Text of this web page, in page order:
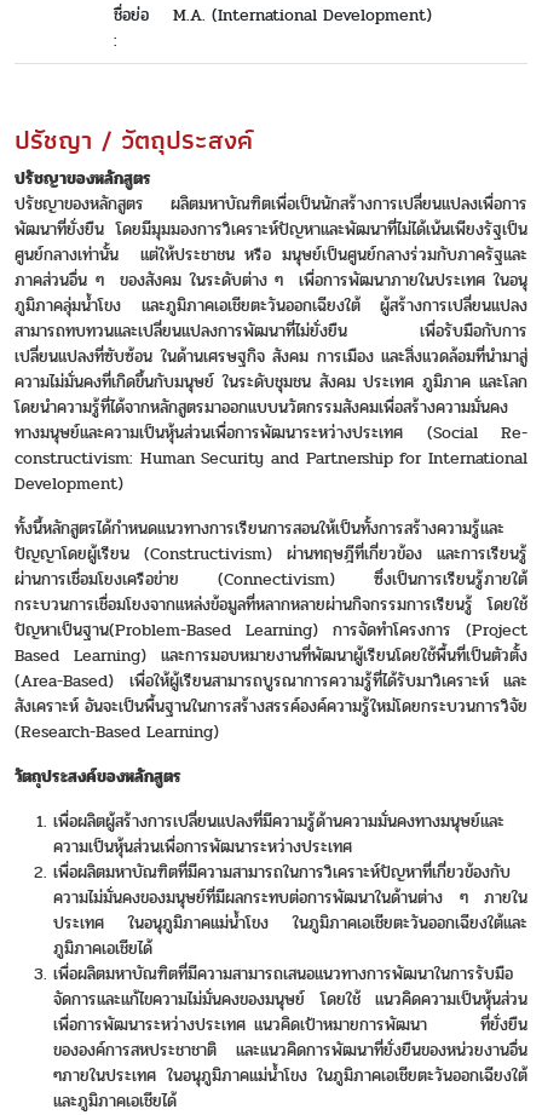
ชื่อย่อ
:
M.A. (International Development)
ปรัชญา / วัตถุประสงค์
ปรัชญาของหลักสูตร
ปรัชญาของหลักสูตร ผลิตมหาบัณฑิตเพื่อเป็นนักสร้างการเปลี่ยนแปลงเพื่อการ
พัฒนาที่ยั่งยืน โดยมีมุมมองการวิเคราะห์ปัญหาและพัฒนาที่ไม่ได้เน้นเพียงรัฐเป็น
ศูนย์กลางเท่านั้น แต่ให้ประชาชน หรือ มนุษย์เป็นศูนย์กลางร่วมกับภาครัฐและ
ภาคส่วนอื่น ๆ ของสังคม ในระดับต่าง ๆ เพื่อการพัฒนาภายในประเทศ ในอนุ
ภูมิภาคลุ่มน้ำโขง และภูมิภาคเอเชียตะวันออกเฉียงใต้ ผู้สร้างการเปลี่ยนแปลง
สามารถทบทวนและเปลี่ยนแปลงการพัฒนาที่ไม่ยั่งยืน เพื่อรับมือกับการ
เปลี่ยนแปลงที่ซับซ้อน ในด้านเศรษฐกิจ สังคม การเมือง และสิ่งแวดล้อมที่นำมาสู่
ความไม่มั่นคงที่เกิดขึ้นกับมนุษย์ ในระดับชุมชน สังคม ประเทศ ภูมิภาค และโลก
โดยนำความรู้ที่ได้จากหลักสูตรมาออกแบบนวัตกรรมสังคมเพื่อสร้างความมั่นคง
ทางมนุษย์และความเป็นหุ้นส่วนเพื่อการพัฒนาระหว่างประเทศ (Social Re-
constructivism: Human Security and Partnership for International
Development)
ทั้งนี้หลักสูตรได้กำหนดแนวทางการเรียนการสอนให้เป็นทั้งการสร้างความรู้และ
ปัญญาโดยผู้เรียน (Constructivism) ผ่านทฤษฎีที่เกี่ยวข้อง และการเรียนรู้
ผ่านการเชื่อมโยงเครือข่าย (Connectivism) ซึ่งเป็นการเรียนรู้ภายใต้
กระบวนการเชื่อมโยงจากแหล่งข้อมูลที่หลากหลายผ่านกิจกรรมการเรียนรู้ โดยใช้
ปัญหาเป็นฐาน(Problem-Based Learning) การจัดทำโครงการ (Project
Based Learning) และการมอบหมายงานที่พัฒนาผู้เรียนโดยใช้พื้นที่เป็นตัวตั้ง
(Area-Based) เพื่อให้ผู้เรียนสามารถบูรณาการความรู้ที่ได้รับมาวิเคราะห์ และ
สังเคราะห์ อันจะเป็นพื้นฐานในการสร้างสรรค์องค์ความรู้ใหม่โดยกระบวนการวิจัย
(Research-Based Learning)
วัตถุประสงค์ของหลักสูตร
เพื่อผลิตผู้สร้างการเปลี่ยนแปลงที่มีความรู้ด้านความมั่นคงทางมนุษย์และ
ความเป็นหุ้นส่วนเพื่อการพัฒนาระหว่างประเทศ
เพื่อผลิตมหาบัณฑิตที่มีความสามารถในการวิเคราะห์ปัญหาที่เกี่ยวข้องกับ
ความไม่มั่นคงของมนุษย์ที่มีผลกระทบต่อการพัฒนาในด้านต่าง ๆ ภายใน
ประเทศ ในอนุภูมิภาคแม่น้ำโขง ในภูมิภาคเอเชียตะวันออกเฉียงใต้และ
ภูมิภาคเอเชียได้
เพื่อผลิตมหาบัณฑิตที่มีความสามารถเสนอแนวทางการพัฒนาในการรับมือ
จัดการและแก้ไขความไม่มั่นคงของมนุษย์ โดยใช้ แนวคิดความเป็นหุ้นส่วน
เพื่อการพัฒนาระหว่างประเทศ แนวคิดเป้าหมายการพัฒนา ที่ยั่งยืน
ขององค์การสหประชาชาติ และแนวคิดการพัฒนาที่ยั่งยืนของหน่วยงานอื่น
ๆภายในประเทศ ในอนุภูมิภาคแม่น้ำโขง ในภูมิภาคเอเชียตะวันออกเฉียงใต้
และภูมิภาคเอเชียได้